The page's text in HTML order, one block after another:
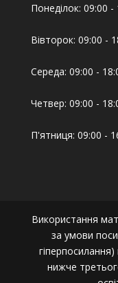
Понеділок: 09:00 -
Вівторок: 09:00 -
Середа: 09:00 -
Четвер: 09:00 -
П'ятниця: 09:00 -
Використання
за умови
нижче